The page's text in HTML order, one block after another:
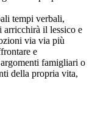
tempi verbali,
arricchirà il lessico e
via via più
e
famigliari o
della propria vita,